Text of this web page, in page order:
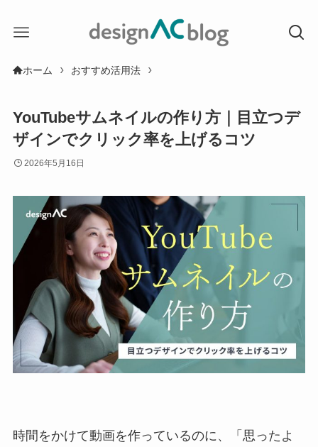
ホーム おすすめ活用法
YouTubeサムネイルの作り方｜目立つデ
ザインでクリック率を上げるコツ
2026年5月16日
時間をかけて動画を作っているのに、「思ったよ